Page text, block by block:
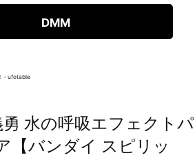
DMM
・ufotable
水の呼吸エフェクトパ
【バンダイ スピリッ